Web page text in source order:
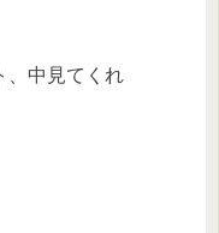
、中見てくれ